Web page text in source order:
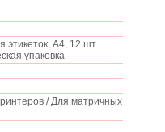
этикеток, A4, 12 шт.
упаковка
/ Для матричных